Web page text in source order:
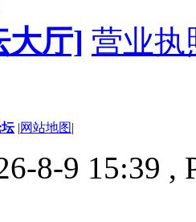
大厅] 营业执
|网站地图|
8-9 15:39 ,